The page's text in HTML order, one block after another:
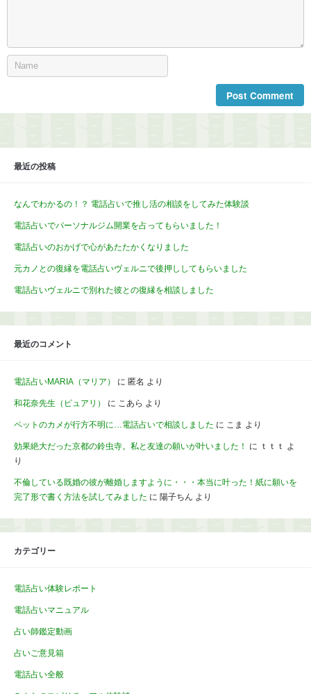
最近の投稿
なんでわかるの！？ 電話占いで推し活の相談をしてみた体験談
電話占いでパーソナルジム開業を占ってもらいました！
電話占いのおかげで心があたたかくなりました
元カノとの復縁を電話占いヴェルニで後押ししてもらいました
電話占いヴェルニで別れた彼との復縁を相談しました
最近のコメント
電話占いMARIA（マリア） に 匿名 より
和花奈先生（ピュアリ） に こあら より
ペットのカメが行方不明に…電話占いで相談しました に こま より
効果絶大だった京都の鈴虫寺。私と友達の願いが叶いました！ に ｔｔｔ よ
り
不倫している既婚の彼が離婚しますように・・・本当に叶った！紙に願いを
完了形で書く方法を試してみました に 陽子ちん より
カテゴリー
電話占い体験レポート
電話占いマニュアル
占い師鑑定動画
占いご意見箱
電話占い全般